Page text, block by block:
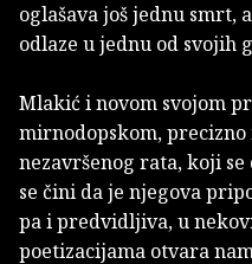
oglašava još jednu smrt,
odlaze u jednu od svojih
Mlakić i novom svojom
mirnodopskom,
nezavršenog rata, koji
se čini da je njegova
pa i predvidljiva, u
poetizacijama otvara